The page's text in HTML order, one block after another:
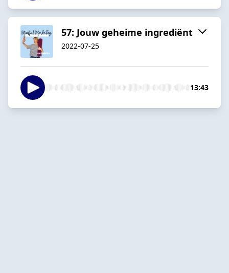
57: Jouw geheime ingrediënt
2022-07-25
13:43